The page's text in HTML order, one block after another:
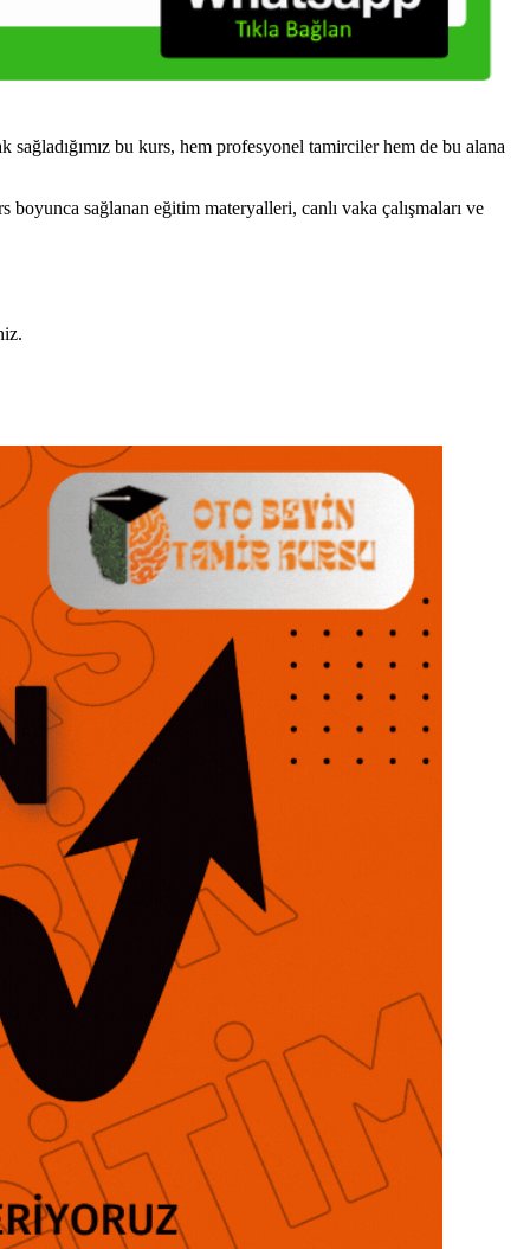
bu kurs, hem profesyonel tamirciler hem de bu alana
sağlanan eğitim materyalleri, canlı vaka çalışmaları ve